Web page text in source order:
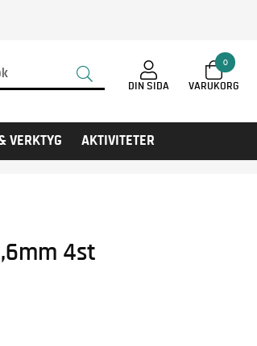
0
DIN SIDA
VERKTYG AKTIVITETER
4st